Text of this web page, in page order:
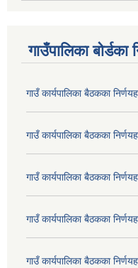
गाउँपालिका बोर्डका
गाउँ कार्यपालिका बैठकका
गाउँ कार्यपालिका बैठकका
गाउँ कार्यपालिका बैठकका
गाउँ कार्यपालिका बैठकका
गाउँ कार्यपालिका बैठकका